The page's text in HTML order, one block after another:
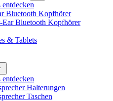
entdecken
Bluetooth Kopfhörer
Ear Bluetooth Kopfhörer
& Tablets
entdecken
Halterungen
Taschen